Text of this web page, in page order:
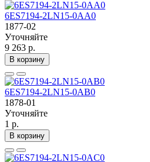
6ES7194-2LN15-0AA0
1877-02
Уточняйте
9 263 р.
В корзину
6ES7194-2LN15-0AB0
1878-01
Уточняйте
1 р.
В корзину